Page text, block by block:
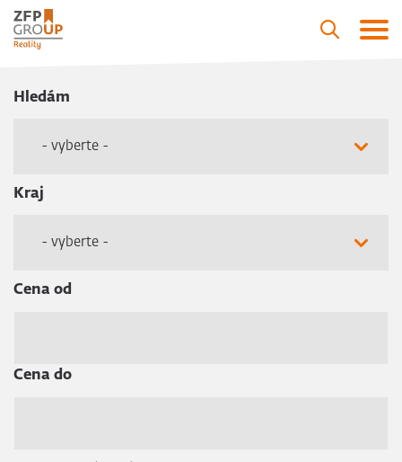
Hledám
- vyberte -
Kraj
- vyberte -
Cena od
Cena do